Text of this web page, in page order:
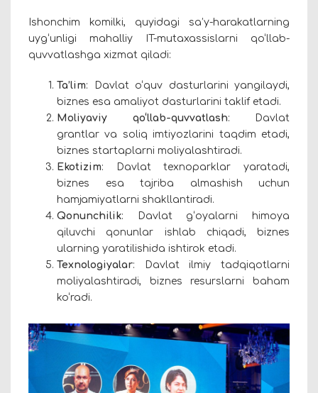
Ishonchim komilki, quyidagi sa’y-harakatlarning
uyg‘unligi mahalliy IT-mutaxassislarni qo‘llab-
quvvatlashga xizmat qiladi:
Ta’lim: Davlat o‘quv dasturlarini yangilaydi,
biznes esa amaliyot dasturlarini taklif etadi.
Moliyaviy qo‘llab-quvvatlash: Davlat
grantlar va soliq imtiyozlarini taqdim etadi,
biznes startaplarni moliyalashtiradi.
Ekotizim: Davlat texnoparklar yaratadi,
biznes esa tajriba almashish uchun
hamjamiyatlarni shakllantiradi.
Qonunchilik: Davlat g‘oyalarni himoya
qiluvchi qonunlar ishlab chiqadi, biznes
ularning yaratilishida ishtirok etadi.
Texnologiyalar: Davlat ilmiy tadqiqotlarni
moliyalashtiradi, biznes resurslarni baham
ko‘radi.